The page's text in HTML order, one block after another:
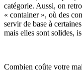
catégorie. Aussi, on
« container », où des
servir de base à
mais elles sont solides,
Combien coûte votre